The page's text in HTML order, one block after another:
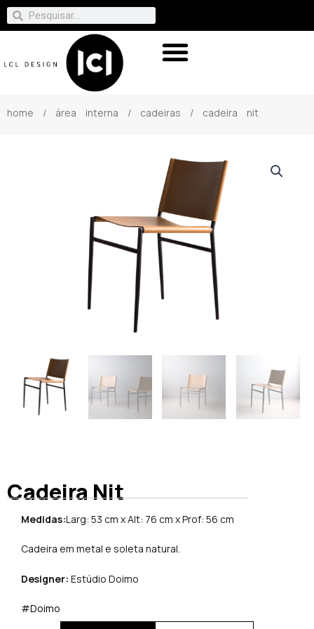
home / área interna / cadeiras / cadeira nit
Cadeira Nit
Medidas:Larg: 53 cm x Alt: 76 cm x Prof: 56 cm
Cadeira em metal e soleta natural.
Designer: Estúdio Doimo
#Doimo